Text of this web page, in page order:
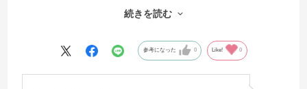
続きを読む
参考になった 0 Like! 0